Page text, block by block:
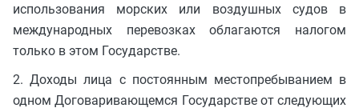
использования морских или воздушных судов в
международных перевозках облагаются налогом
только в этом Государстве.
2. Доходы лица с постоянным местопребыванием в
одном Договаривающемся Государстве от следующих